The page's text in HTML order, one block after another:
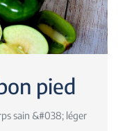
pied
sain &#038; léger